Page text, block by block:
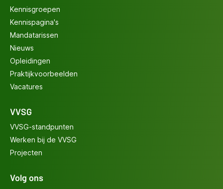
Kennisgroepen
Kennispagina's
Mandatarissen
Nieuws
Opleidingen
Praktijkvoorbeelden
Vacatures
VVSG
VVSG-standpunten
Werken bij de VVSG
Projecten
Volg ons